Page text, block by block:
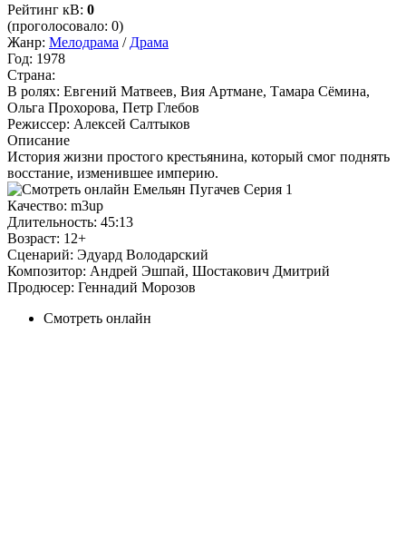
Рейтинг кВ: 0
(проголосовало: 0)
Жанр: Мелодрама / Драма
Год: 1978
Страна:
В ролях: Евгений Матвеев, Вия Артмане, Тамара Сёмина,
Ольга Прохорова, Петр Глебов
Режиссер: Алексей Салтыков
Описание
История жизни простого крестьянина, который смог поднять
восстание, изменившее империю.
Качество: m3up
Длительность: 45:13
Возраст: 12+
Сценарий: Эдуард Володарский
Композитор: Андрей Эшпай, Шостакович Дмитрий
Продюсер: Геннадий Морозов
Смотреть онлайн